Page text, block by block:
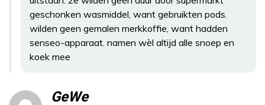
geschonken wasmiddel, want gebruikten pods.
wilden geen gemalen merkkoffie, want hadden
senseo-apparaat. namen wèl altijd alle snoep en
koek mee
GeWe